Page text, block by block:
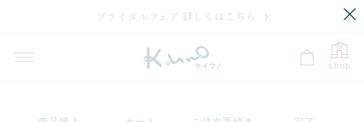
ブライダルフェア 詳しくはこちら
shop
選択中
この商品にはこちらの刻印が入ります。
マークの位置やバランスは職人が調整いたします。